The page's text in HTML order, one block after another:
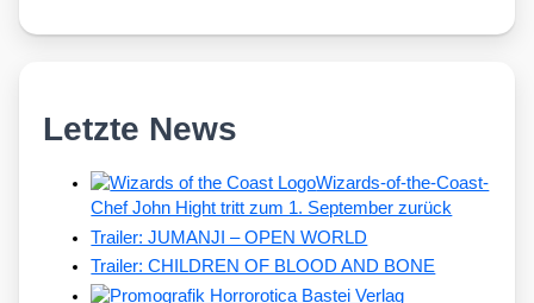
Letzte News
Wizards-of-the-Coast-
Chef John Hight tritt zum 1. September zurück
Trailer: JUMANJI – OPEN WORLD
Trailer: CHILDREN OF BLOOD AND BONE